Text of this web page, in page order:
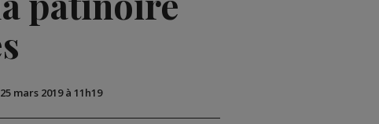
mars 2019 à 11h19